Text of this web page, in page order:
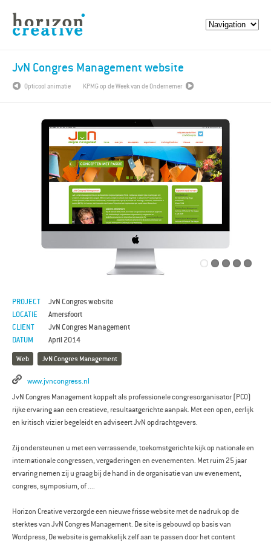
JvN Congres Management website
Opticool animatie KPMG op de Week van de Ondernemer
PROJECT
JvN Congres website
LOCATIE
Amersfoort
CLIENT
JvN Congres Management
DATUM
April 2014
Web JvN Congres Management
www.jvncongress.nl
JvN Congres Management koppelt als professionele congresorganisator (PCO)
rijke ervaring aan een creatieve, resultaatgerichte aanpak. Met een open, eerlijk
en kritisch vizier begeleidt en adviseert JvN opdrachtgevers.
Zij ondersteunen u met een verrassende, toekomstgerichte kijk op nationale en
internationale congressen, vergaderingen en evenementen. Met ruim 25 jaar
ervaring nemen zij u graag bij de hand in de organisatie van uw evenement,
congres, symposium, of ....
Horizon Creative verzorgde een nieuwe frisse website met de nadruk op de
sterktes van JvN Congres Management. De site is gebouwd op basis van
Wordpress, De website is gemakkelijk zelf aan te passen door het content